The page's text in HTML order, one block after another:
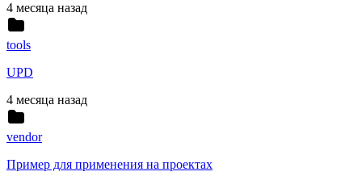
4 месяца назад
tools
UPD
4 месяца назад
vendor
Пример для применения на проектах